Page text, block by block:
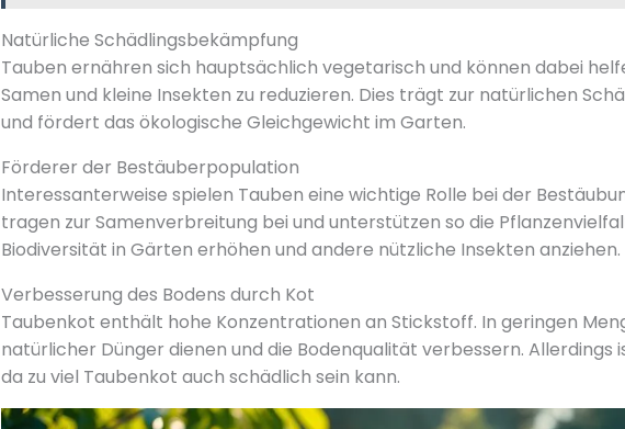
Natürliche Schädlingsbekämpfung
Tauben ernähren sich hauptsächlich vegetarisch und können dabei
Samen und kleine Insekten zu reduzieren. Dies trägt zur natürlichen
und fördert das ökologische Gleichgewicht im Garten.
Förderer der Bestäuberpopulation
Interessanterweise spielen Tauben eine wichtige Rolle bei der
tragen zur Samenverbreitung bei und unterstützen so die
Biodiversität in Gärten erhöhen und andere nützliche Insekten anziehen.
Verbesserung des Bodens durch Kot
Taubenkot enthält hohe Konzentrationen an Stickstoff. In geringen
natürlicher Dünger dienen und die Bodenqualität verbessern. Allerdings
da zu viel Taubenkot auch schädlich sein kann.